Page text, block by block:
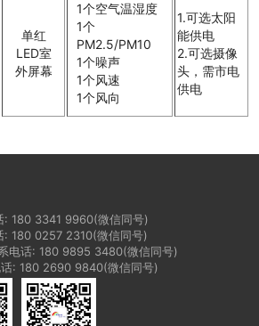
单红
LED室
外屏幕
1个空气温湿度
1个
PM2.5/PM10
1个噪声
1个风速
1个风向
1.可选太阳
能供电
2.可选摄像
头，需市电
供电
: 180 3341 9960(微信同号)
: 180 0257 2310(微信同号)
电话: 180 9895 3480(微信同号)
: 180 2690 9840(微信同号)